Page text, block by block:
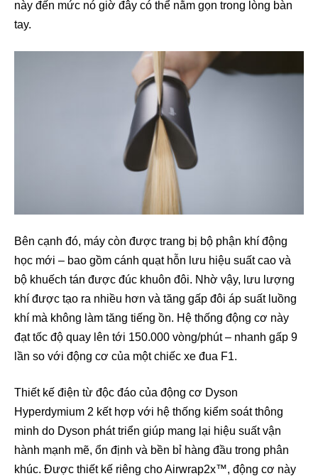
này đến mức nó giờ đây có thể nằm gọn trong lòng bàn
tay.
Bên cạnh đó, máy còn được trang bị bộ phận khí động
học mới – bao gồm cánh quạt hỗn lưu hiệu suất cao và
bộ khuếch tán được đúc khuôn đôi. Nhờ vậy, lưu lượng
khí được tạo ra nhiều hơn và tăng gấp đôi áp suất luồng
khí mà không làm tăng tiếng ồn. Hệ thống động cơ này
đạt tốc độ quay lên tới 150.000 vòng/phút – nhanh gấp 9
lần so với động cơ của một chiếc xe đua F1.
Thiết kế điện từ độc đáo của động cơ Dyson
Hyperdymium 2 kết hợp với hệ thống kiểm soát thông
minh do Dyson phát triển giúp mang lại hiệu suất vận
hành mạnh mẽ, ổn định và bền bỉ hàng đầu trong phân
khúc. Được thiết kế riêng cho Airwrap2x™, động cơ này